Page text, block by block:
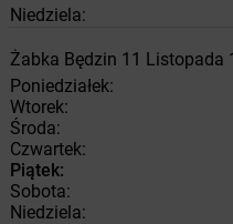
Niedziela:
Żabka Będzin 11 Listopada
Poniedziałek:
Wtorek:
Środa:
Czwartek:
Piątek:
Sobota:
Niedziela: